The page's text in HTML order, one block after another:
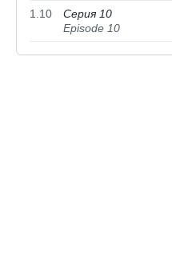
1.10
Серия 10
Episode 10